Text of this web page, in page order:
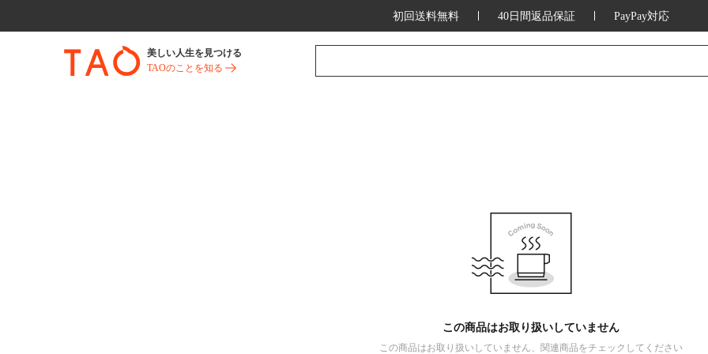
初回送料無料 40日間返品保証 PayPay対応
美しい人生を見つける
TAOのことを知る
この商品はお取り扱いしていません
この商品はお取り扱いしていません、関連商品をチェックしてください